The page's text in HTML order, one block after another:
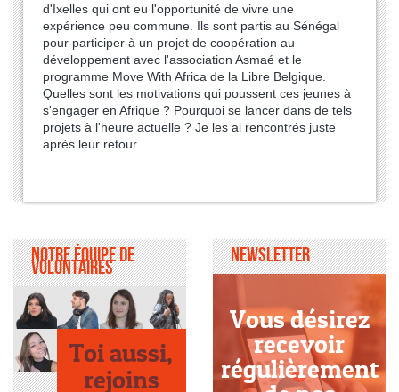
d'Ixelles qui ont eu l'opportunité de vivre une
expérience peu commune. Ils sont partis au Sénégal
pour participer à un projet de coopération au
développement avec l'association Asmaé et le
programme Move With Africa de la Libre Belgique.
Quelles sont les motivations qui poussent ces jeunes à
s'engager en Afrique ? Pourquoi se lancer dans de tels
projets à l'heure actuelle ? Je les ai rencontrés juste
après leur retour.
Notre équipe de
volontaires
Toi aussi,
rejoins
Newsletter
Vous désirez
recevoir
régulièrement